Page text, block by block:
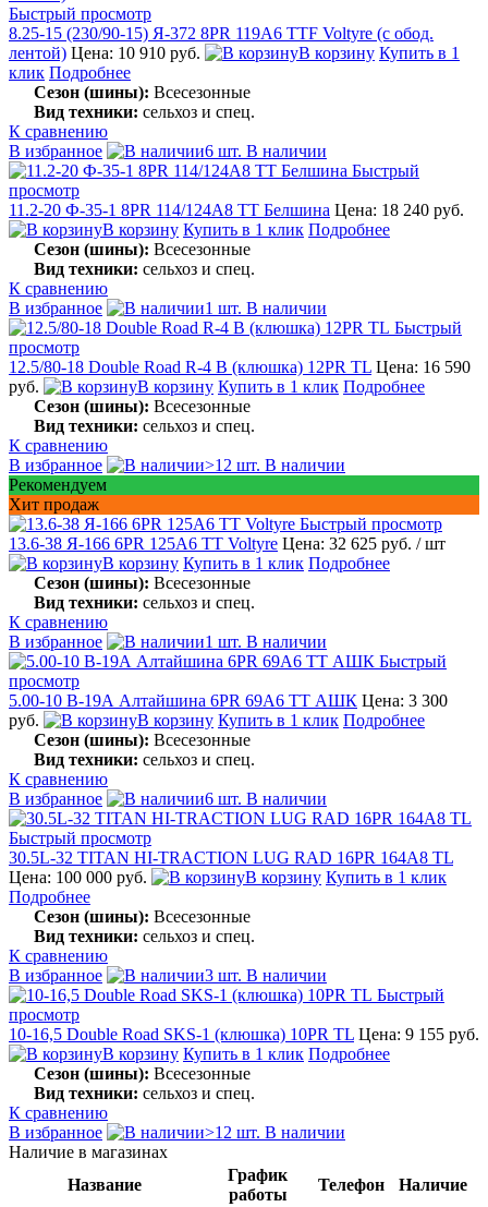
Быстрый просмотр
8.25-15 (230/90-15) Я-372 8PR 119A6 TTF Voltyre (с обод.
лентой) Цена: 10 910 руб. В корзину Купить в 1
клик Подробнее
Сезон (шины): Всесезонные
Вид техники: сельхоз и спец.
К сравнению
В избранное
6 шт. В наличии
Быстрый
просмотр
11.2-20 Ф-35-1 8PR 114/124A8 TT Белшина Цена: 18 240 руб.
В корзину Купить в 1 клик Подробнее
Сезон (шины): Всесезонные
Вид техники: сельхоз и спец.
К сравнению
В избранное
1 шт. В наличии
Быстрый
просмотр
12.5/80-18 Double Road R-4 B (клюшка) 12PR TL Цена: 16 590
руб.
В корзину Купить в 1 клик Подробнее
Сезон (шины): Всесезонные
Вид техники: сельхоз и спец.
К сравнению
В избранное
>12 шт. В наличии
Рекомендуем
Хит продаж
Быстрый просмотр
13.6-38 Я-166 6PR 125A6 TT Voltyre Цена: 32 625 руб. / шт
В корзину Купить в 1 клик Подробнее
Сезон (шины): Всесезонные
Вид техники: сельхоз и спец.
К сравнению
В избранное
1 шт. В наличии
Быстрый
просмотр
5.00-10 В-19А Алтайшина 6PR 69A6 TT АШК Цена: 3 300
руб.
В корзину Купить в 1 клик Подробнее
Сезон (шины): Всесезонные
Вид техники: сельхоз и спец.
К сравнению
В избранное
6 шт. В наличии
Быстрый просмотр
30.5L-32 TITAN HI-TRACTION LUG RAD 16PR 164A8 TL
Цена: 100 000 руб.
В корзину Купить в 1 клик
Подробнее
Сезон (шины): Всесезонные
Вид техники: сельхоз и спец.
К сравнению
В избранное
3 шт. В наличии
Быстрый
просмотр
10-16,5 Double Road SKS-1 (клюшка) 10PR TL Цена: 9 155 руб.
В корзину Купить в 1 клик Подробнее
Сезон (шины): Всесезонные
Вид техники: сельхоз и спец.
К сравнению
В избранное
>12 шт. В наличии
Наличие в магазинах
Название
График
работы
Телефон
Наличие